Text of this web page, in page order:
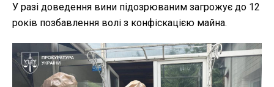
У разі доведення вини підозрюваним загрожує до 12
років позбавлення волі з конфіскацією майна.